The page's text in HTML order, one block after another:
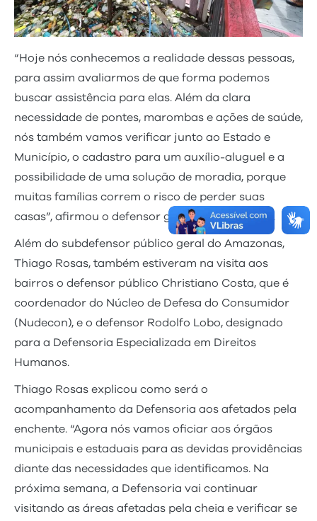
“Hoje nós conhecemos a realidade dessas pessoas,
para assim avaliarmos de que forma podemos
buscar assistência para elas. Além da clara
necessidade de pontes, marombas e ações de saúde,
nós também vamos verificar junto ao Estado e
Município, o cadastro para um auxílio-aluguel e a
possibilidade de uma solução de moradia, porque
muitas famílias correm o risco de perder suas
casas”, afirmou o defensor geral, Ricardo Paiva.
Além do subdefensor público geral do Amazonas,
Thiago Rosas, também estiveram na visita aos
bairros o defensor público Christiano Costa, que é
coordenador do Núcleo de Defesa do Consumidor
(Nudecon), e o defensor Rodolfo Lobo, designado
para a Defensoria Especializada em Direitos
Humanos.
Thiago Rosas explicou como será o
acompanhamento da Defensoria aos afetados pela
enchente. “Agora nós vamos oficiar aos órgãos
municipais e estaduais para as devidas providências
diante das necessidades que identificamos. Na
próxima semana, a Defensoria vai continuar
visitando as áreas afetadas pela cheia e verificar se